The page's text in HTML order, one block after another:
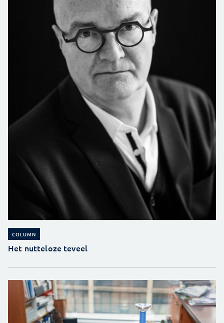
COLUMN
Het nutteloze teveel